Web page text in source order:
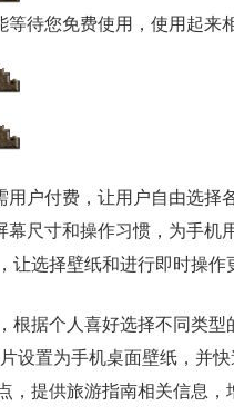
待您免费使用，使用起来
户付费，让用户自由选择
尺寸和操作习惯，为手机
让选择壁纸和进行即时操作
根据个人喜好选择不同类型
设置为手机桌面壁纸，并
，提供旅游指南相关信息，